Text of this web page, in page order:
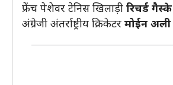
फ्रेंच पेशेवर टेनिस खिलाड़ी रिचर्ड गैस्के
अंग्रेजी अंतर्राष्ट्रीय क्रिकेटर मोईन अली